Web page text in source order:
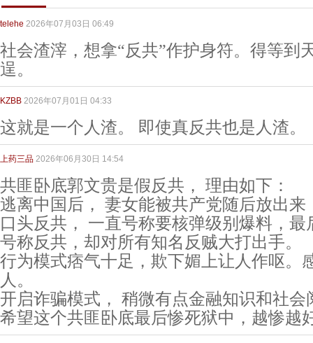
telehe 2026年07月03日 06:49
社会渣滓，想拿“反共”作护身符。得等到
逞。
KZBB 2026年07月01日 04:33
这就是一个人渣。 即使真反共也是人渣。
上药三品 2026年06月30日 14:54
共匪卧底郭文贵是假反共， 理由如下：
逃离中国后， 妻女能被共产党随后放出来
口头反共， 一直号称要核弹级别爆料，最
号称反共，却对所有知名反贼大打出手。
行为模式痞气十足，欺下媚上让人作呕。
人。
开启诈骗模式， 稍微有点金融知识和社会
希望这个共匪卧底最后惨死狱中，越惨越